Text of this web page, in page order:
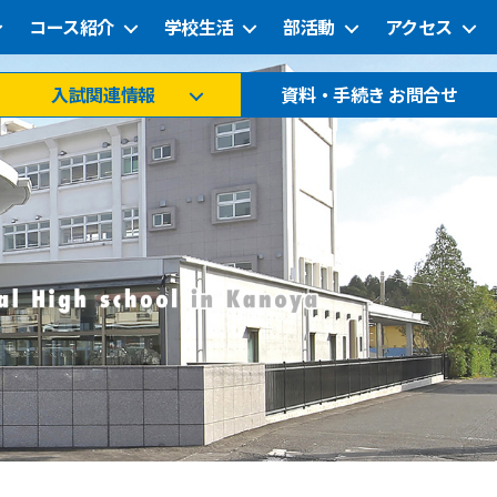
コース紹介 学校生活 部活動 アクセス
入試関連情報 資料・手続き お問合せ